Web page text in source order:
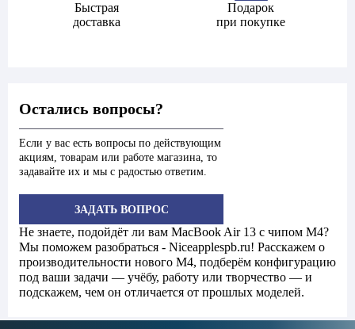
Быстрая
доставка
Подарок
при покупке
Остались вопросы?
Если у вас есть вопросы по действующим
акциям, товарам или работе магазина, то
задавайте их и мы с радостью ответим.
ЗАДАТЬ ВОПРОС
Не знаете, подойдёт ли вам MacBook Air 13 с чипом M4?
Мы поможем разобраться - Niceapplespb.ru! Расскажем о
производительности нового M4, подберём конфигурацию
под ваши задачи — учёбу, работу или творчество — и
подскажем, чем он отличается от прошлых моделей.